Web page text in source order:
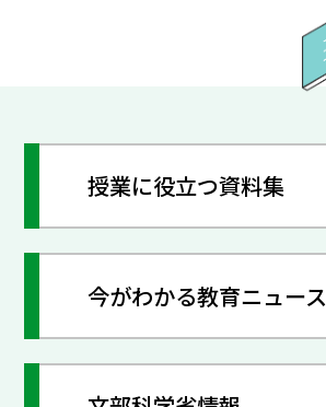
授業に役立つ資料集
今がわかる教育ニュース